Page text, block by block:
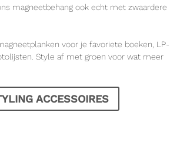
magneetbehang ook echt met zwaardere
voor je favoriete boeken, LP-
Style af met groen voor wat meer
ACCESSOIRES